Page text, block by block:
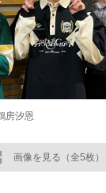
画像を見る（全5枚）
房汐恩